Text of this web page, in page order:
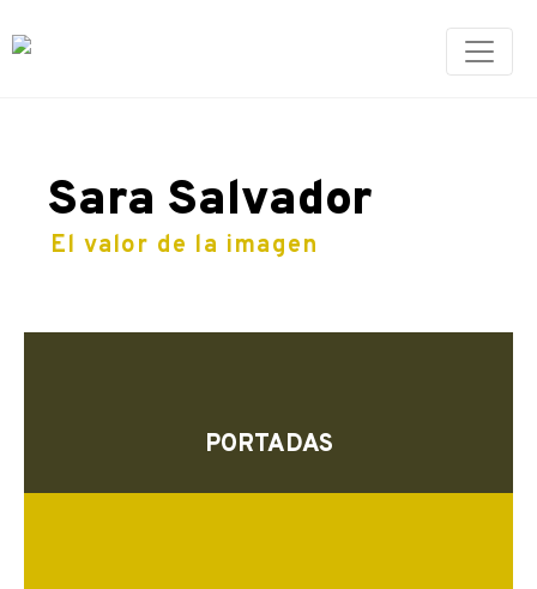
Sara Salvador
El valor de la imagen
PORTADAS